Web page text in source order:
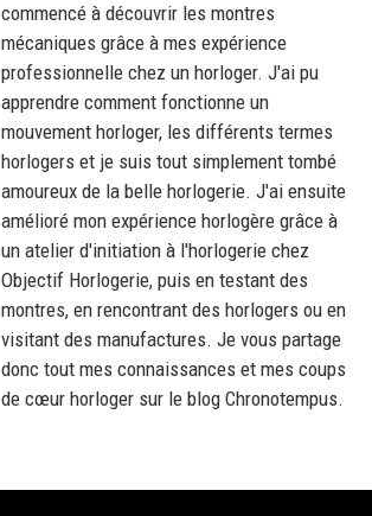
commencé à découvrir les montres
mécaniques grâce à mes expérience
professionnelle chez un horloger. J'ai pu
apprendre comment fonctionne un
mouvement horloger, les différents termes
horlogers et je suis tout simplement tombé
amoureux de la belle horlogerie. J'ai ensuite
amélioré mon expérience horlogère grâce à
un atelier d'initiation à l'horlogerie chez
Objectif Horlogerie, puis en testant des
montres, en rencontrant des horlogers ou en
visitant des manufactures. Je vous partage
donc tout mes connaissances et mes coups
de cœur horloger sur le blog Chronotempus.